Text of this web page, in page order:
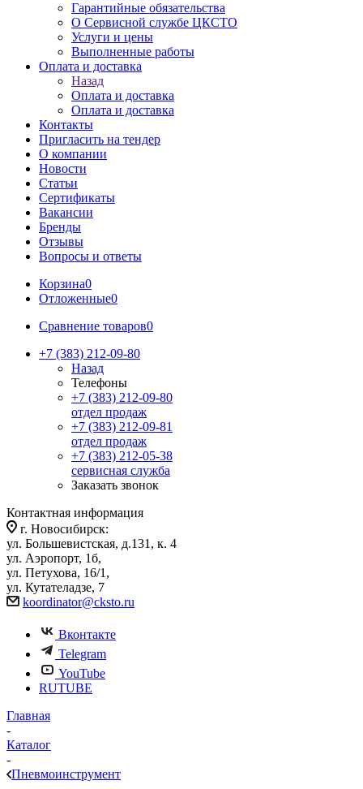
Гарантийные обязательства
О Сервисной службе ЦКСТО
Услуги и цены
Выполненные работы
Оплата и доставка
Назад
Оплата и доставка
Оплата и доставка
Контакты
Пригласить на тендер
О компании
Новости
Статьи
Сертификаты
Вакансии
Бренды
Отзывы
Вопросы и ответы
Корзина0
Отложенные0
Сравнение товаров0
+7 (383) 212-09-80
Назад
Телефоны
+7 (383) 212-09-80
отдел продаж
+7 (383) 212-09-81
отдел продаж
+7 (383) 212-05-38
сервисная служба
Заказать звонок
Контактная информация
г. Новосибирск:
ул. Большевистская, д.131, к. 4
ул. Аэропорт, 1б,
ул. Петухова, 16/1,
ул. Кутателадзе, 7
koordinator@cksto.ru
Вконтакте
Telegram
YouTube
RUTUBE
Главная
-
Каталог
-
Пневмоинструмент